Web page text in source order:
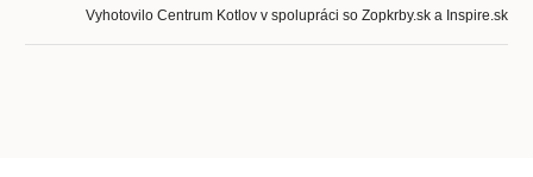
Vyhotovilo Centrum Kotlov v spolupráci so Zopkrby.sk a Inspire.sk